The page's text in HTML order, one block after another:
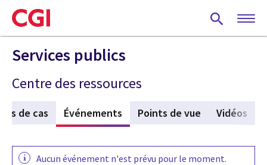
Skip
to
main
content
Services publics
Centre des ressources
de cas Événements (active tab)
Points de vue Vidéos
Aucun événement n'est prévu pour le moment.